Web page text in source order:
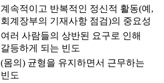
계속적이고 반복적인 정신적 활동(예,
회계장부의 기재사항 점검)의 중요성
여러 사람들의 상반된 요구로 인해
갈등하게 되는 빈도
(몸의) 균형을 유지하면서 근무하는
빈도